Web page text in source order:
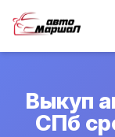
Выкуп
СПб